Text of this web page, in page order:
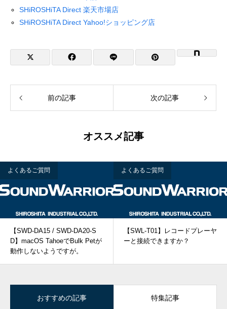
SHiROSHiTA Direct 楽天市場店
SHiROSHiTA Direct Yahoo!ショッピング店
前の記事 次の記事
オススメ記事
よくあるご質問
【SWD-DA15 / SWD-DA20-S
D】macOS TahoeでBulk Petが
動作しないようですが。
よくあるご質問
【SWL-T01】レコードプレーヤ
ーと接続できますか？
おすすめの記事 特集記事